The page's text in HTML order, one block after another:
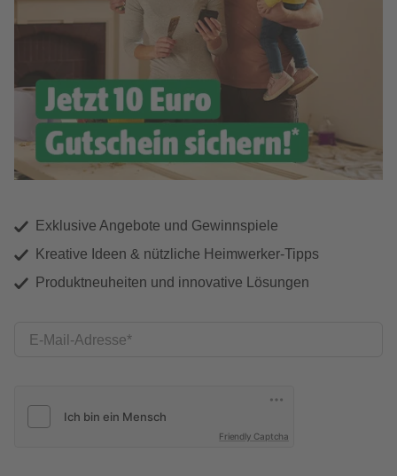
Exklusive Angebote und Gewinnspiele
Kreative Ideen & nützliche Heimwerker-Tipps
Produktneuheiten und innovative Lösungen
E-Mail-Adresse
Friendly Captcha